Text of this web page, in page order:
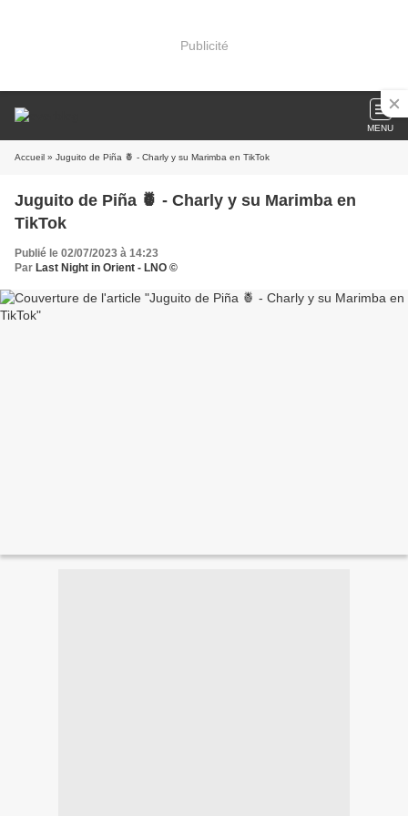
Publicité
MENU
Accueil » Juguito de Piña 🍍 - Charly y su Marimba en TikTok
Juguito de Piña 🍍 - Charly y su Marimba en
TikTok
Publié le 02/07/2023 à 14:23
Par Last Night in Orient - LNO ©